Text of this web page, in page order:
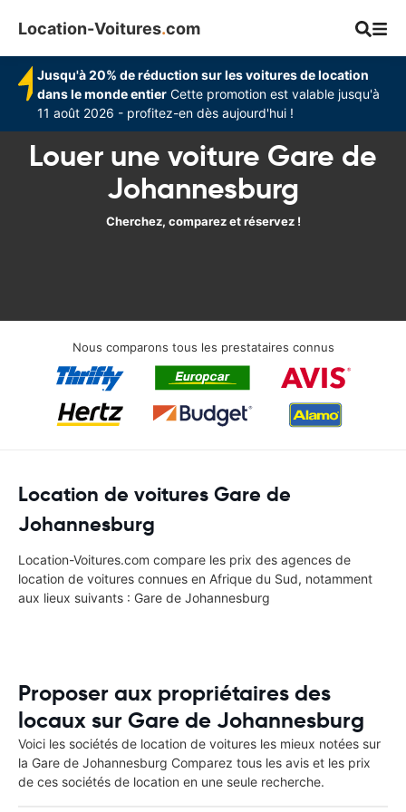
Location-Voitures.com
Jusqu'à 20% de réduction sur les voitures de location
dans le monde entier Cette promotion est valable jusqu'à
11 août 2026 - profitez-en dès aujourd'hui !
Louer une voiture Gare de
Johannesburg
Cherchez, comparez et réservez !
Nous comparons tous les prestataires connus
Location de voitures Gare de
Johannesburg
Location-Voitures.com compare les prix des agences de
location de voitures connues en Afrique du Sud, notamment
aux lieux suivants : Gare de Johannesburg
Proposer aux propriétaires des
locaux sur Gare de Johannesburg
Voici les sociétés de location de voitures les mieux notées sur
la Gare de Johannesburg Comparez tous les avis et les prix
de ces sociétés de location en une seule recherche.